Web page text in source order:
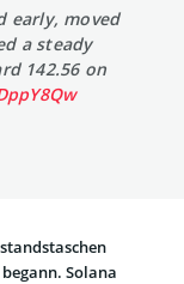
early, moved
a steady
142.56 on
Solana